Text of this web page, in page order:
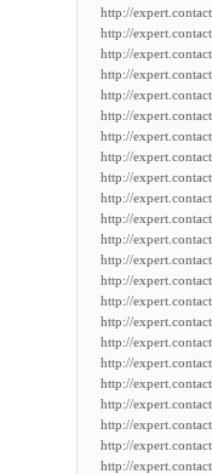
http://
http://
http://
http://
http://
http://
http://
http://
http://
http://
http://
http://
http://
http://
http://
http://
http://
http://
http://
http://
http://
http://
http://